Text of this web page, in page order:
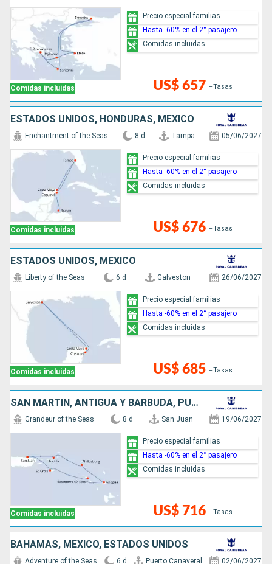
Comidas incluidas US$ 657 +Tasas
Precio especial familias
Hasta -60% en el 2° pasajero
Comidas incluidas
ESTADOS UNIDOS, HONDURAS, MÉXICO
Comidas incluidas
Enchantment of the Seas 8 d Tampa 05/06/2027
US$ 676 +Tasas
Precio especial familias
Hasta -60% en el 2° pasajero
Comidas incluidas
ESTADOS UNIDOS, MÉXICO
Comidas incluidas
Liberty of the Seas 6 d Galveston 26/06/2027
US$ 685 +Tasas
Precio especial familias
Hasta -60% en el 2° pasajero
Comidas incluidas
SAN MARTÍN, ANTIGUA Y BARBUDA, PUERTO RICO
Comidas incluidas
Grandeur of the Seas 8 d San Juan 19/06/2027
US$ 716 +Tasas
Precio especial familias
Hasta -60% en el 2° pasajero
Comidas incluidas
BAHAMAS, MÉXICO, ESTADOS UNIDOS
Adventure of the Seas 6 d Puerto Canaveral 02/06/2027